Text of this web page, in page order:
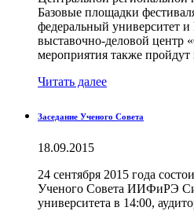
Базовые площадки
федеральный университет
выставочно-деловой центр
мероприятия также
Читать далее
Заседание Ученого Совета
18.09.2015
24 сентября 2015 года
Ученого Совета ИИФиРЭ
университета в 14:00,